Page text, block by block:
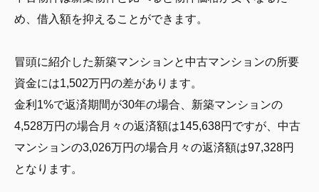
め、借入額を抑えることができます。
冒頭に紹介した新築マンションと中古マンションの所要
資金には1,502万円の差があります。
金利1%で返済期間が30年の場合、新築マンションの
4,528万円の場合月々の返済額は145,638円ですが、中古
マンションの3,026万円の場合月々の返済額は97,328円
となります。